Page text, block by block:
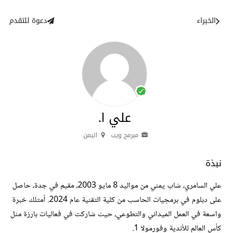
الخبراء دعوة للتقدم
علي ا.
مبرمج ويب اليمن
نبذة
علي السامري، شاب يمني من مواليد 8 مايو 2003، مقيم في جدة، حاصل
على دبلوم في برمجيات الحاسب من كلية التقنية عام 2024. أمتلك خبرة
واسعة في العمل الميداني والتطوعي، حيث شاركت في فعاليات بارزة مثل
كأس العالم للأندية وفورمولا 1.